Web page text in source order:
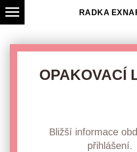
OPAKOVACÍ
Bližší informace
přihlášení.
RADKA